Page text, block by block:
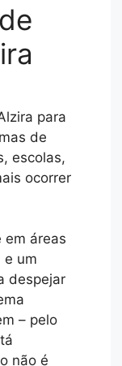
para
de
escolas,
ocorrer
em áreas
e um
despejar
– pelo
não é